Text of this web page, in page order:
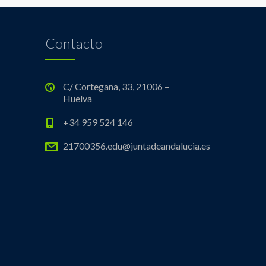
Contacto
C/ Cortegana, 33, 21006 –
Huelva
+34 959 524 146
21700356.edu@juntadeandalucia.es